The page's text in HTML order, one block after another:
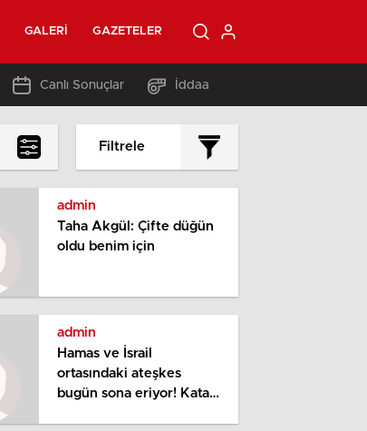
GALERI GAZETELER
Canlı Sonuçlar İddaa
Filtrele
admin
Taha Akgül: Çifte düğün
oldu benim için
admin
Hamas ve İsrail
ortasındaki ateşkes
bugün sona eriyor! Katar